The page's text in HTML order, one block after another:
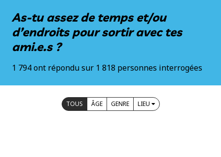
As-tu assez de temps et/ou
d’endroits pour sortir avec tes
ami.e.s ?
1 794 ont répondu sur 1 818 personnes interrogées
TOUS ÂGE GENRE LIEU